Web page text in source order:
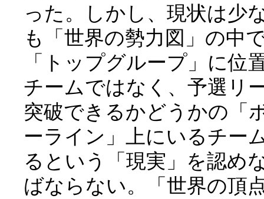
った。しかし、現状は少
も「世界の勢力図」の中
「トップグループ」に位
チームではなく、予選リ
突破できるかどうかの「
ーライン」上にいるチー
るという「現実」を認め
ばならない。「世界の頂